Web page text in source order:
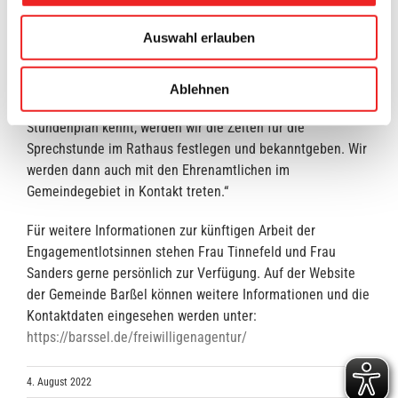
Auswahl erlauben
Ablehnen
professionalisieren und ein Netzwerk an Ehrenamtlichen
aufzubauen. Dafür möchten die beiden Frauen auch eine
regelmäßige Sprechstunde im Rathaus anbieten. Christine
Tinnefeld sagt: „Nach den Sommerferien möchten wir
richtig durchstarten. Sobald Franziska Sanders ihren
Stundenplan kennt, werden wir die Zeiten für die
Sprechstunde im Rathaus festlegen und bekanntgeben. Wir
werden dann auch mit den Ehrenamtlichen im
Gemeindegebiet in Kontakt treten.“
Für weitere Informationen zur künftigen Arbeit der
Engagementlotsinnen stehen Frau Tinnefeld und Frau
Sanders gerne persönlich zur Verfügung. Auf der Website
der Gemeinde Barßel können weitere Informationen und die
Kontaktdaten eingesehen werden unter:
https://barssel.de/freiwilligenagentur/
4. August 2022